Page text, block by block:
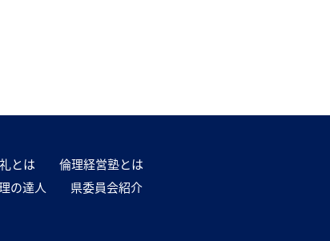
とは
倫理経営塾とは
の達人
県委員会紹介